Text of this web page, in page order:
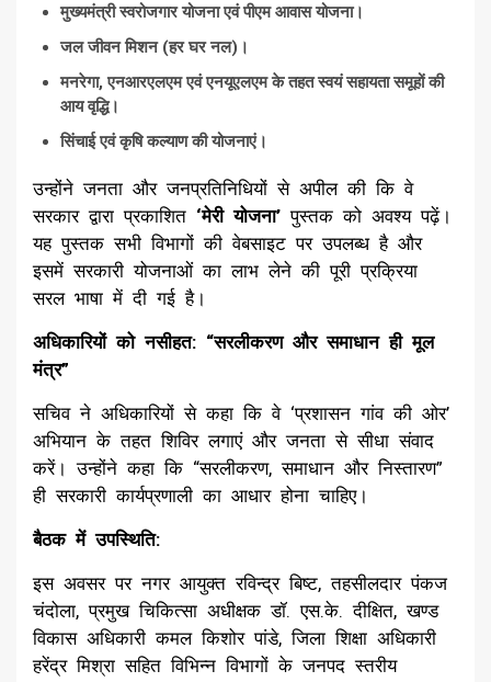
मुख्यमंत्री स्वरोजगार योजना एवं पीएम आवास योजना।
जल जीवन मिशन (हर घर नल)।
मनरेगा, एनआरएलएम एवं एनयूएलएम के तहत स्वयं सहायता समूहों की
आय वृद्धि।
सिंचाई एवं कृषि कल्याण की योजनाएं।
​उन्होंने जनता और जनप्रतिनिधियों से अपील की कि वे
सरकार द्वारा प्रकाशित ‘मेरी योजना’ पुस्तक को अवश्य पढ़ें।
यह पुस्तक सभी विभागों की वेबसाइट पर उपलब्ध है और
इसमें सरकारी योजनाओं का लाभ लेने की पूरी प्रक्रिया
सरल भाषा में दी गई है।
अधिकारियों को नसीहत: “सरलीकरण और समाधान ही मूल
मंत्र”
​सचिव ने अधिकारियों से कहा कि वे ‘प्रशासन गांव की ओर’
अभियान के तहत शिविर लगाएं और जनता से सीधा संवाद
करें। उन्होंने कहा कि “सरलीकरण, समाधान और निस्तारण”
ही सरकारी कार्यप्रणाली का आधार होना चाहिए।
बैठक में उपस्थिति:
इस अवसर पर नगर आयुक्त रविन्द्र बिष्ट, तहसीलदार पंकज
चंदोला, प्रमुख चिकित्सा अधीक्षक डॉ. एस.के. दीक्षित, खण्ड
विकास अधिकारी कमल किशोर पांडे, जिला शिक्षा अधिकारी
हरेंद्र मिश्रा सहित विभिन्न विभागों के जनपद स्तरीय